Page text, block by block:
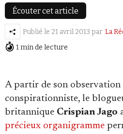
Émissions
Revues de
Demander à
Se connecter
Écouter cet article
Publié le 21 avril 2013 par La
1 min de lecture
A partir de son observation
conspirationniste, le
britannique Crispian Jago
précieux organigramme